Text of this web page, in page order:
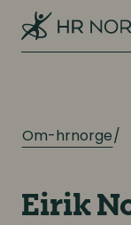
Digitale
Digitale
Om-hrnorge
Eirik